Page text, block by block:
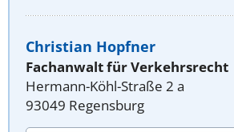
Christian Hopfner
Fachanwalt für Verkehrsrecht
Hermann-Köhl-Straße 2 a
93049 Regensburg